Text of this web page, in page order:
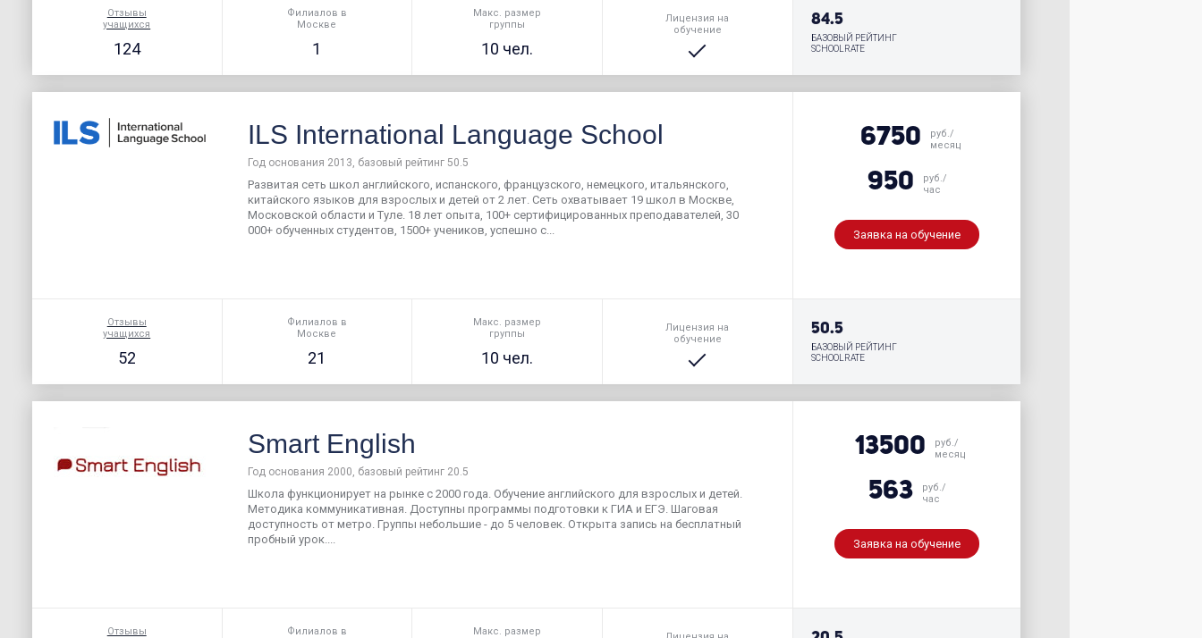
Отзывы
учащихся
124
Филиалов в
Москве
1
Макс. размер
группы
10 чел.
Лицензия на
обучение
84.5
БАЗОВЫЙ РЕЙТИНГ
SCHOOLRATE
ILS International Language School
Год основания 2013, базовый рейтинг 50.5
Развитая сеть школ английского, испанского, французского, немецкого, итальянского,
китайского языков для взрослых и детей от 2 лет. Сеть охватывает 19 школ в Москве,
Московской области и Туле. 18 лет опыта, 100+ сертифицированных преподавателей, 30
000+ обученных студентов, 1500+ учеников, успешно с...
Отзывы
учащихся
52
Филиалов в
Москве
21
Макс. размер
группы
10 чел.
Лицензия на
обучение
6750
руб./
месяц
950
руб./
час
Заявка на обучение
50.5
БАЗОВЫЙ РЕЙТИНГ
SCHOOLRATE
Smart English
Год основания 2000, базовый рейтинг 20.5
Школа функционирует на рынке с 2000 года. Обучение английского для взрослых и детей.
Методика коммуникативная. Доступны программы подготовки к ГИА и ЕГЭ. Шаговая
доступность от метро. Группы небольшие - до 5 человек. Открыта запись на бесплатный
пробный урок....
Отзывы
Филиалов в
Макс. размер
13500
руб./
месяц
563
руб./
час
Заявка на обучение